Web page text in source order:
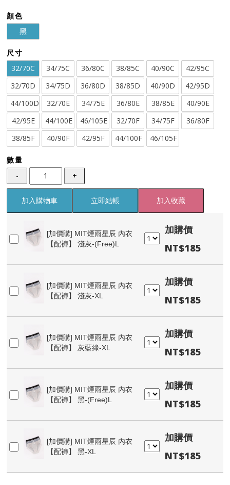
顏色
黑
尺寸
32/70C 34/75C 36/80C 38/85C 40/90C
42/95C
32/70D
34/75D 36/80D 38/85D 40/90D
42/95D
44/100D
32/70E 34/75E 36/80E 38/85E
40/90E
42/95E
44/100E 46/105E 32/70F 34/75F
36/80F
38/85F
40/90F 42/95F 44/100F 46/105F
數量
- +
加入購物車 立即結帳 加入收藏
[加價購] MIT煙雨星辰 內衣
【配褲】 淺灰-(Free)L
加購價
NT$185
[加價購] MIT煙雨星辰 內衣
【配褲】 淺灰-XL
加購價
NT$185
[加價購] MIT煙雨星辰 內衣
【配褲】 灰藍綠-XL
加購價
NT$185
[加價購] MIT煙雨星辰 內衣
【配褲】 黑-(Free)L
加購價
NT$185
[加價購] MIT煙雨星辰 內衣
【配褲】 黑-XL
加購價
NT$185